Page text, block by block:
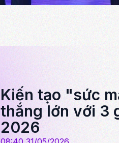
Kiến tạo "sức
thắng lớn với 3
2026